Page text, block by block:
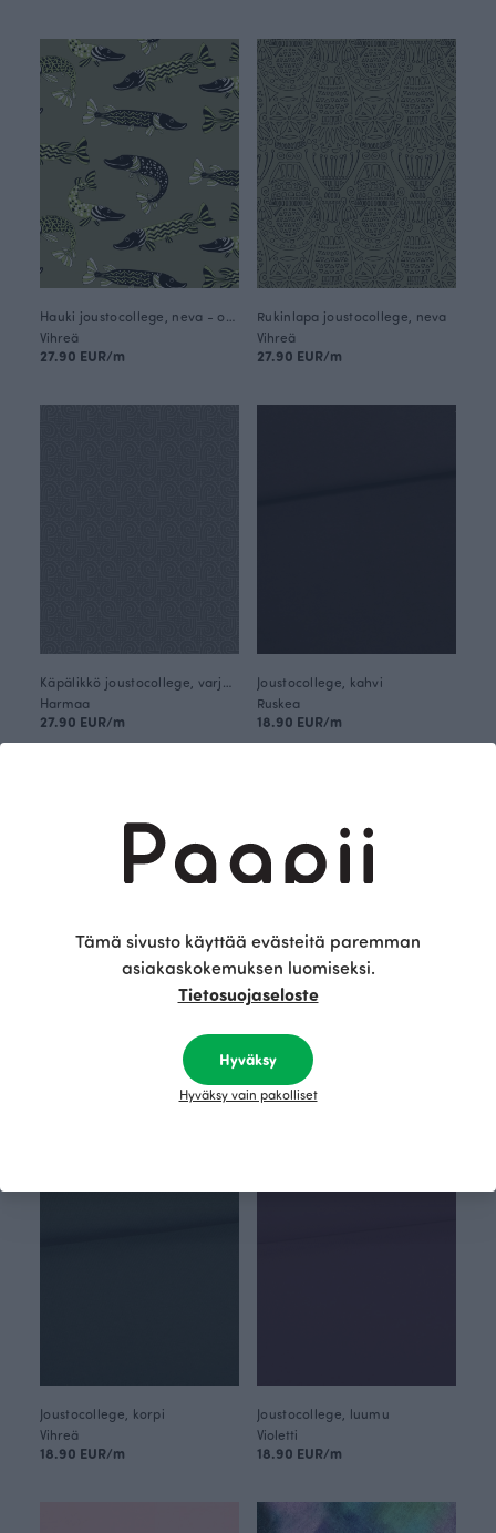
Vihreä
27.90 EUR/m
Rukinlapa joustocollege, neva
Vihreä
27.90 EUR/m
Harmaa
27.90 EUR/m
Joustocollege, kahvi
Ruskea
18.90 EUR/m
Joustocollege, syvänne
Sinivihreä
18.90 EUR/m
Joustocollege, korpi
Vihreä
18.90 EUR/m
Joustocollege, luumu
Violetti
18.90 EUR/m
Tämä sivusto käyttää evästeitä paremman
asiakaskokemuksen luomiseksi.
Tietosuojaseloste
Hyväksy
Hyväksy vain pakolliset